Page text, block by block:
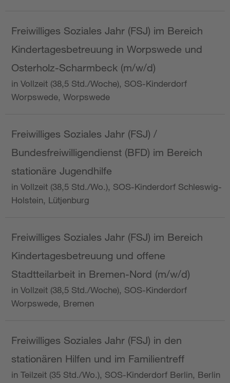
Freiwilliges Soziales Jahr (FSJ) im Bereich
Kindertagesbetreuung in Worpswede und
Osterholz-Scharmbeck (m/w/d)
in Vollzeit (38,5 Std./Woche), SOS-Kinderdorf
Worpswede, Worpswede
Freiwilliges Soziales Jahr (FSJ) /
Bundesfreiwilligendienst (BFD) im Bereich
stationäre Jugendhilfe
in Vollzeit (38,5 Std./Wo.), SOS-Kinderdorf Schleswig-
Holstein, Lütjenburg
Freiwilliges Soziales Jahr (FSJ) im Bereich
Kindertagesbetreuung und offene
Stadtteilarbeit in Bremen-Nord (m/w/d)
in Vollzeit (38,5 Std./Woche), SOS-Kinderdorf
Worpswede, Bremen
Freiwilliges Soziales Jahr (FSJ) in den
stationären Hilfen und im Familientreff
in Teilzeit (35 Std./Wo.), SOS-Kinderdorf Berlin, Berlin